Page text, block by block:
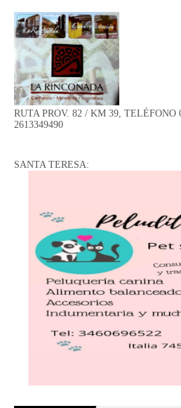
RUTA PROV. 82 / KM 39, TELÉFONO
2613349490
SANTA TERESA: